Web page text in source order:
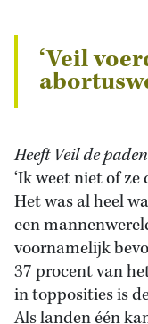
‘Veil
Heeft Veil de
‘Ik weet niet of
Het was al heel
een
voornamelijk
37 procent van
in topposities is
Als landen één